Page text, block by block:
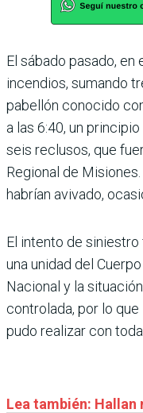
El sábado pasado,
incendios, sumando
pabellón conocido
a las 6:40, un
seis reclusos, que
Regional de
habrían avivado,
El intento de
una unidad del
Nacional y la
controlada, por lo
pudo realizar con
Lea también: Hallan